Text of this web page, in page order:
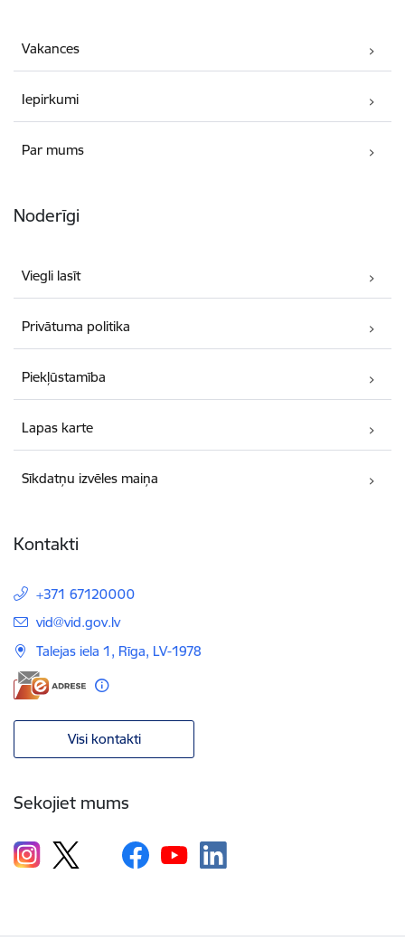
Vakances
Iepirkumi
Par mums
Noderīgi
Viegli lasīt
Privātuma politika
Piekļūstamība
Lapas karte
Sīkdatņu izvēles maiņa
Kontakti
+371 67120000
E-pasts:
vid@vid.gov.lv
Talejas iela 1, Rīga, LV-1978
Visi kontakti
Sekojiet mums